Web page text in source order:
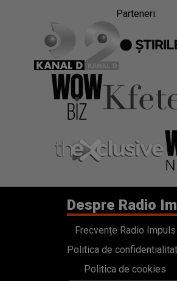
Parteneri:
Despre Radio
Frecvențe Radio Impuls
Politica de
Politica de cookies